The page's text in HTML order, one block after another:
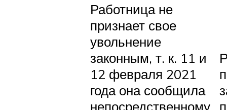
Работница не
признает свое
увольнение
законным, т. к. 11 и
12 февраля 2021
года она сообщила
непосредственному